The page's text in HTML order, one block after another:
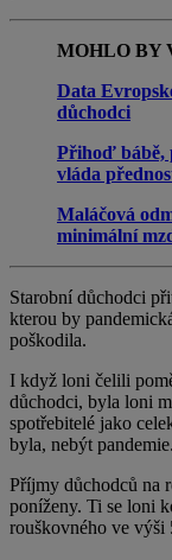
MOHLO BY
Data
důchodci
Přihoď bábě,
vláda
Maláčová
minimální
Starobní důchodci
kterou by
poškodila.
I když loni čelili
důchodci, byla loni
spotřebitelé jako
byla, nebýt pandemie.
Příjmy důchodců na
poníženy. Ti se loni
rouškovného ve výši